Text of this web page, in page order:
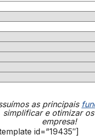
as principais
simplificar e otimizar
empresa!
id=”19435″]